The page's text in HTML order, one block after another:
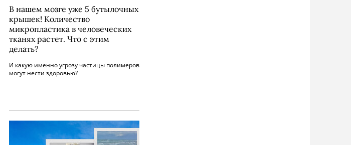
В нашем мозге уже 5 бутылочных
крышек! Количество
микропластика в человеческих
тканях растет. Что с этим
делать?
И какую именно угрозу частицы полимеров
могут нести здоровью?